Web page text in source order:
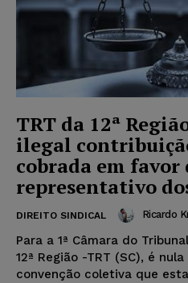
TRT da 12ª
ilegal
cobrada em
representativo
DIREITO SINDICAL Ricardo
Para a 1ª Câmara do
12ª Região -TRT (SC), é
convenção coletiva que